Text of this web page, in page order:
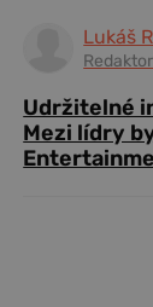
Lukáš
Udržitelné
Mezi lídry